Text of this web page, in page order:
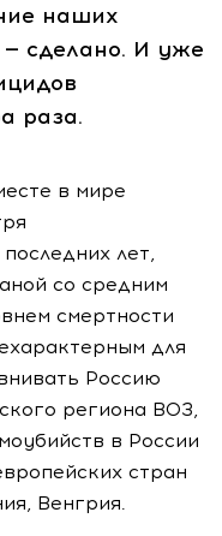
наших
— сделано. И уже
раза.
в мире
лет,
со средним
смертности
для
Россию
региона ВОЗ,
в России
стран
Венгрия.